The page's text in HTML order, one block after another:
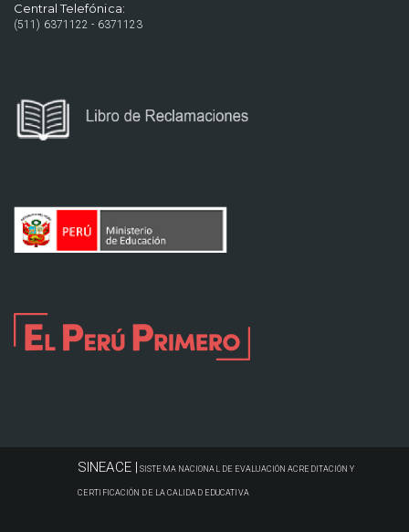
Central Telefónica:
(511) 6371122 - 6371123
SINEACE | SISTEMA NACIONAL DE EVALUACIÓN ACREDITACIÓN Y
CERTIFICACIÓN DE LA CALIDAD EDUCATIVA